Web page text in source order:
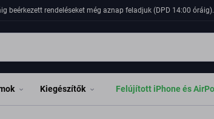
beérkezett rendeléseket még aznap feladjuk (DPD 14:00
Kiegészítők Felújított iPhone és